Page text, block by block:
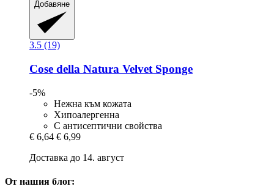
Добавяне
3.5 (19)
Cose della Natura Velvet Sponge
-5%
Нежна към кожата
Хипоалергенна
С антисептични свойства
€ 6,64 € 6,99
Доставка до 14. август
От нашия блог: